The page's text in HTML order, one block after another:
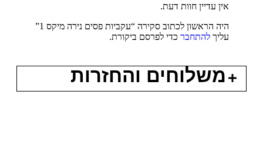
אין עדיין חוות דעת.
היה הראשון לכתוב סקירה “עקביות פסים נירה מיקס 1”
עליך להתחבר כדי לפרסם ביקורת.
משלוחים והחזרות